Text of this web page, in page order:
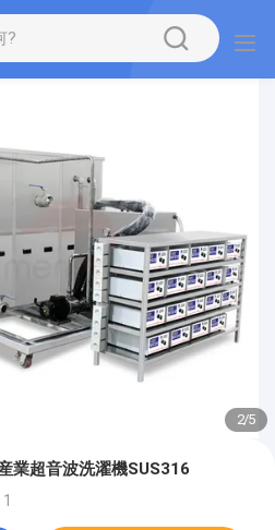
2/5
業超音波洗濯機SUS316